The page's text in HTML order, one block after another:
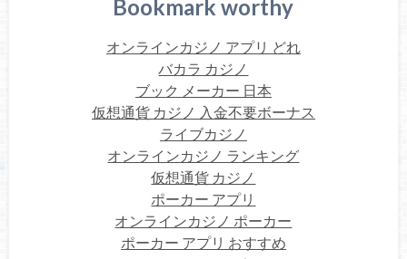
Bookmark worthy
オンラインカジノ アプリ どれ
バカラ カジノ
ブック メーカー 日本
仮想通貨 カジノ 入金不要ボーナス
ライブカジノ
オンラインカジノ ランキング
仮想通貨 カジノ
ポーカー アプリ
オンラインカジノ ポーカー
ポーカー アプリ おすすめ